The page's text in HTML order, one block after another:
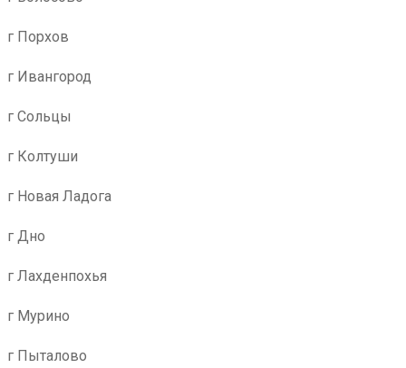
г Порхов
г Ивангород
г Сольцы
г Колтуши
г Новая Ладога
г Дно
г Лахденпохья
г Мурино
г Пыталово